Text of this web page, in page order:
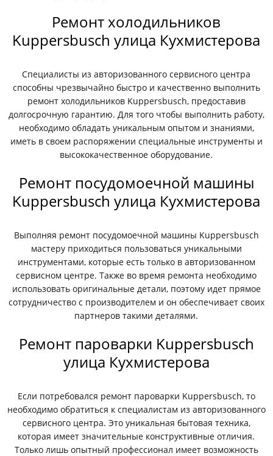
Ремонт холодильников
Kuppersbusch улица Кухмистерова
Специалисты из авторизованного сервисного центра
способны чрезвычайно быстро и качественно выполнить
ремонт холодильников Kuppersbusch, предоставив
долгосрочную гарантию. Для того чтобы выполнить работу,
необходимо обладать уникальным опытом и знаниями,
иметь в своем распоряжении специальные инструменты и
высококачественное оборудование.
Ремонт посудомоечной машины
Kuppersbusch улица Кухмистерова
Выполняя ремонт посудомоечной машины Kuppersbusch
мастеру приходиться пользоваться уникальными
инструментами, которые есть только в авторизованном
сервисном центре. Также во время ремонта необходимо
использовать оригинальные детали, поэтому идет прямое
сотрудничество с производителем и он обеспечивает своих
партнеров такими деталями.
Ремонт пароварки Kuppersbusch
улица Кухмистерова
Если потребовался ремонт пароварки Kuppersbusch, то
необходимо обратиться к специалистам из авторизованного
сервисного центра. Это уникальная бытовая техника,
которая имеет значительные конструктивные отличия.
Только лишь опытный профессионал имеет возможность